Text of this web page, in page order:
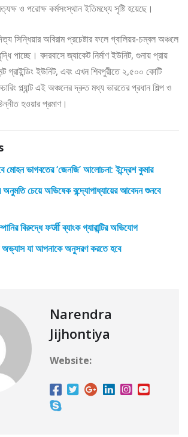
ও পরোক্ষ কর্মসংস্থান ইতিমধ্যে সৃষ্টি হয়েছে।
সিন্ধিয়ার অবিরাম প্রচেষ্টার ফলে গ্বালিয়র-চম্বল অঞ্চলে
পাচ্ছে। বদরবাসে জ্যাকেট নির্মাণ ইউনিট, গুনায় প্রায়
গ্রাইন্ডিং ইউনিট, এবং এখন শিবপুরীতে ২,৫০০ কোটি
প্ল্যান্ট এই অঞ্চলের দ্রুত মধ্য ভারতের প্রধান শিল্প ও
হওয়ার প্রমাণ।
মোহন ভাগবতের ‘জেনজি’ আলোচনা: ইন্দ্রেশ কুমার
অনুমতি চেয়ে অভিষেক বন্দ্যোপাধ্যায়ের আবেদন শুনবে
বিরুদ্ধে ফर्जी ব্যাংক গ্যারান্টির অভিযোগ
অভ্যাস যা আপনাকে অনুসরণ করতে হবে
Narendra
Jijhontiya
Website: